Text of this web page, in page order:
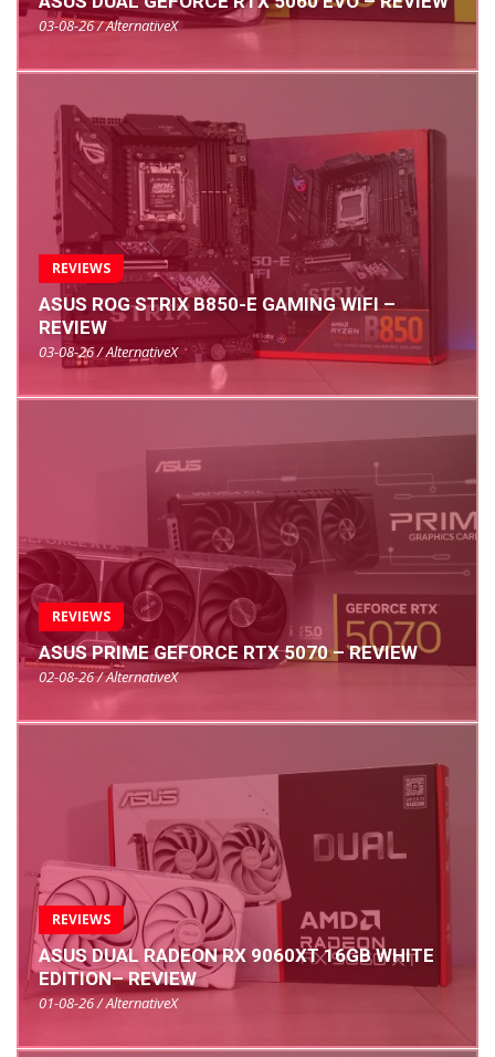
03-08-26 / AlternativeX
REVIEWS
ASUS ROG STRIX B850-E GAMING WIFI –
REVIEW
03-08-26 / AlternativeX
REVIEWS
ASUS PRIME GEFORCE RTX 5070 – REVIEW
02-08-26 / AlternativeX
REVIEWS
ASUS DUAL RADEON RX 9060XT 16GB WHITE
EDITION– REVIEW
01-08-26 / AlternativeX